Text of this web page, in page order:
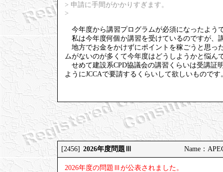
> 申請に手間がかかりすぎます。
>
今年度から講習プログラムが必須になったよう
私は今年度何個か講習を受けているのですが、
地方でお金をかけずにポイントを稼ごうと思っ
ムがないのが多くて今年度はどうしようかと悩ん
せめて建設系CPD協議会の講習くらいは受講証
ようにJCCAで要請するくらいして欲しいものです
[2456] 2026年度問題Ⅲ Name：
2026年度の問題Ⅲが公表されました。